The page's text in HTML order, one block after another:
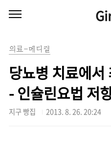
의료-메디컬
당뇨병 치료에서
- 인슐린요법 저
지구 빵집 2013. 8. 26. 20:24